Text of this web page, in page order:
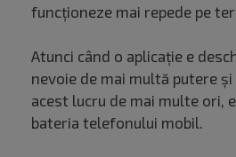
funcționeze mai repede pe
Atunci când o aplicație e
nevoie de mai multă putere
acest lucru de mai multe ori,
bateria telefonului mobil.